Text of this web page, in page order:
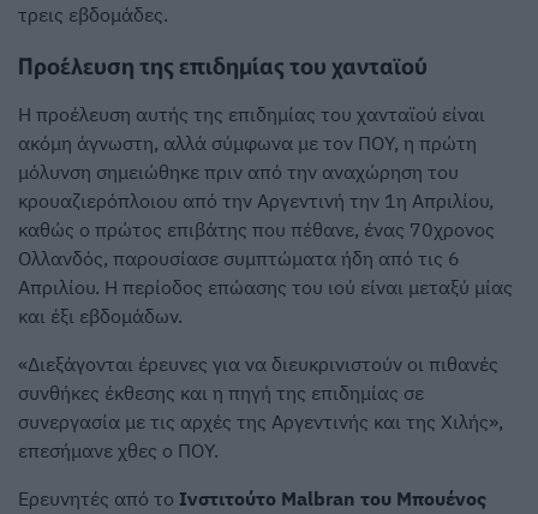
τρεις εβδομάδες.
Προέλευση της επιδημίας του χανταϊού
Η προέλευση αυτής της επιδημίας του χανταϊού είναι
ακόμη άγνωστη, αλλά σύμφωνα με τον ΠΟΥ, η πρώτη
μόλυνση σημειώθηκε πριν από την αναχώρηση του
κρουαζιερόπλοιου από την Αργεντινή την 1η Απριλίου,
καθώς ο πρώτος επιβάτης που πέθανε, ένας 70χρονος
Ολλανδός, παρουσίασε συμπτώματα ήδη από τις 6
Απριλίου. Η περίοδος επώασης του ιού είναι μεταξύ μίας
και έξι εβδομάδων.
«Διεξάγονται έρευνες για να διευκρινιστούν οι πιθανές
συνθήκες έκθεσης και η πηγή της επιδημίας σε
συνεργασία με τις αρχές της Αργεντινής και της Χιλής»,
επεσήμανε χθες ο ΠΟΥ.
Ερευνητές από το Ινστιτούτο Malbran του Μπουένος